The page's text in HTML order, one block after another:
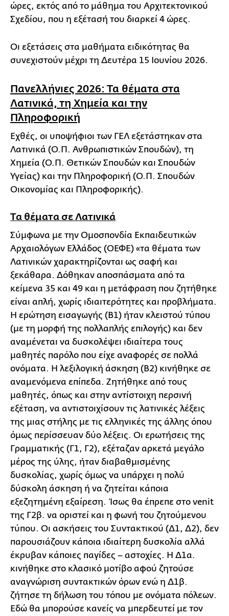
ώρες, εκτός από το μάθημα του Αρχιτεκτονικού
Σχεδίου, που η εξέτασή του διαρκεί 4 ώρες.
Οι εξετάσεις στα μαθήματα ειδικότητας θα
συνεχιστούν μέχρι τη Δευτέρα 15 Ιουνίου 2026.
Πανελλήνιες 2026: Τα θέματα στα
Λατινικά, τη Χημεία και την
Πληροφορική
Εχθές, οι υποψήφιοι των ΓΕΛ εξετάστηκαν στα
Λατινικά (Ο.Π. Ανθρωπιστικών Σπουδών), τη
Χημεία (Ο.Π. Θετικών Σπουδών και Σπουδών
Υγείας) και την Πληροφορική (Ο.Π. Σπουδών
Οικονομίας και Πληροφορικής).
Τα θέματα σε Λατινικά
Σύμφωνα με την Ομοσπονδία Εκπαιδευτικών
Αρχαιολόγων Ελλάδος (ΟΕΦΕ) «τα θέματα των
Λατινικών χαρακτηρίζονται ως σαφή και
ξεκάθαρα. Δόθηκαν αποσπάσματα από τα
κείμενα 35 και 49 και η μετάφραση που ζητήθηκε
είναι απλή, χωρίς ιδιαιτερότητες και προβλήματα.
Η ερώτηση εισαγωγής (Β1) ήταν κλειστού τύπου
(με τη μορφή της πολλαπλής επιλογής) και δεν
αναμένεται να δυσκολέψει ιδιαίτερα τους
μαθητές παρόλο που είχε αναφορές σε πολλά
ονόματα. Η λεξιλογική άσκηση (Β2) κινήθηκε σε
αναμενόμενα επίπεδα. Ζητήθηκε από τους
μαθητές, όπως και στην αντίστοιχη περσινή
εξέταση, να αντιστοιχίσουν τις λατινικές λέξεις
της μιας στήλης με τις ελληνικές της άλλης όπου
όμως περίσσευαν δύο λέξεις. Οι ερωτήσεις της
Γραμματικής (Γ1, Γ2), εξέταζαν αρκετά μεγάλο
μέρος της ύλης, ήταν διαβαθμισμένης
δυσκολίας, χωρίς όμως να υπάρχει η πολύ
δύσκολη άσκηση ή να ζητείται κάποια
εξεζητημένη εξαίρεση. Ίσως θα έπρεπε στο venit
της Γ2β. να οριστεί και η φωνή του ζητούμενου
τύπου. Οι ασκήσεις του Συντακτικού (Δ1, Δ2), δεν
παρουσιάζουν κάποια ιδιαίτερη δυσκολία αλλά
έκρυβαν κάποιες παγίδες – αστοχίες. Η Δ1α.
κινήθηκε στο κλασικό μοτίβο αφού ζητούσε
αναγνώριση συντακτικών όρων ενώ η Δ1β.
ζήτησε τη δήλωση του τόπου με ονόματα πόλεων.
Εδώ θα μπορούσε κανείς να μπερδευτεί με τον